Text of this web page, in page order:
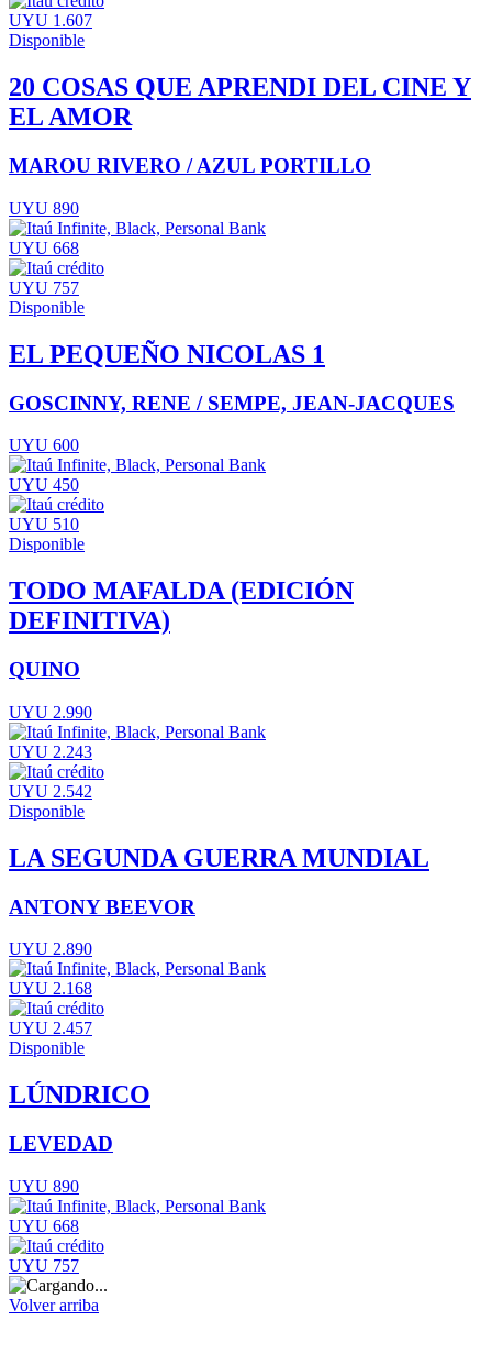
UYU 1.607
Disponible
20 COSAS QUE APRENDI DEL CINE Y
EL AMOR
MAROU RIVERO / AZUL PORTILLO
UYU 890
UYU 668
UYU 757
Disponible
EL PEQUEÑO NICOLAS 1
GOSCINNY, RENE / SEMPE, JEAN-JACQUES
UYU 600
UYU 450
UYU 510
Disponible
TODO MAFALDA (EDICIÓN
DEFINITIVA)
QUINO
UYU 2.990
UYU 2.243
UYU 2.542
Disponible
LA SEGUNDA GUERRA MUNDIAL
ANTONY BEEVOR
UYU 2.890
UYU 2.168
UYU 2.457
Disponible
LÚNDRICO
LEVEDAD
UYU 890
UYU 668
UYU 757
Volver arriba